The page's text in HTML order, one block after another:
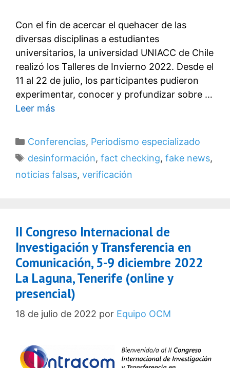
Con el fin de acercar el quehacer de las
diversas disciplinas a estudiantes
universitarios, la universidad UNIACC de Chile
realizó los Talleres de Invierno 2022. Desde el
11 al 22 de julio, los participantes pudieron
experimentar, conocer y profundizar sobre …
Leer más
Categorías
Conferencias, Periodismo especializado
Etiquetas
desinformación, fact checking, fake news,
noticias falsas, verificación
II Congreso Internacional de
Investigación y Transferencia en
Comunicación, 5-9 diciembre 2022
La Laguna, Tenerife (online y
presencial)
18 de julio de 2022 por Equipo OCM